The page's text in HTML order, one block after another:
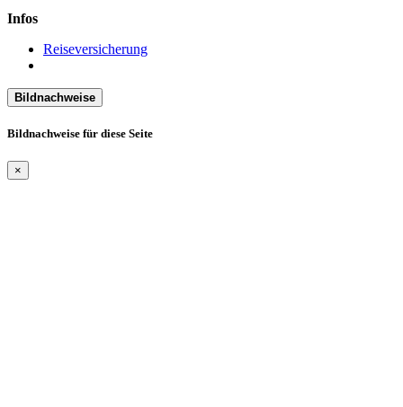
Infos
Reiseversicherung
Bildnachweise
Bildnachweise für diese Seite
×